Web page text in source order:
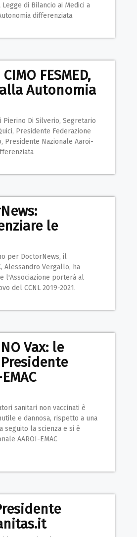
di Bilancio ai Medici a
differenziata.
FESMED,
alla Autonomia
Di Silverio, Segretario
Presidente Federazione
Presidente Nazionale Aaroi-
le
per DoctorNews, il
Alessandro Vergallo, ha
l'Associazione porterà al
del CCNL 2019-2021.
Vax: le
sanitari non vaccinati è
e dannosa, rispetto a una
seguito la scienza e si è
AAROI-EMAC